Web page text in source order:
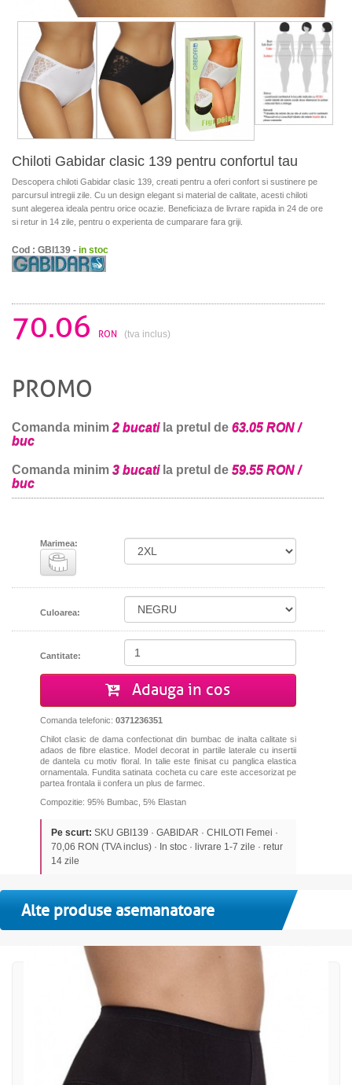
Chiloti Gabidar clasic 139 pentru confortul tau
Descopera chiloti Gabidar clasic 139, creati pentru a oferi confort si sustinere pe
parcursul intregii zile. Cu un design elegant si material de calitate, acesti chiloti
sunt alegerea ideala pentru orice ocazie. Beneficiaza de livrare rapida in 24 de ore
si retur in 14 zile, pentru o experienta de cumparare fara griji.
Cod : GBI139 - in stoc
70.06 RON (tva inclus)
PROMO
Comanda minim 2 bucatila pretul de 63.05 RON /
buc
Comanda minim 3 bucatila pretul de 59.55 RON /
buc
Marimea:
Culoarea:
Cantitate:
Adauga in cos
Comanda telefonic: 0371236351
Chilot clasic de dama confectionat din bumbac de inalta calitate si
adaos de fibre elastice. Model decorat in partile laterale cu insertii
de dantela cu motiv floral. In talie este finisat cu panglica elastica
ornamentala. Fundita satinata cocheta cu care este accesorizat pe
partea frontala ii confera un plus de farmec.
Compozitie: 95% Bumbac, 5% Elastan
Pe scurt: SKU GBI139 · GABIDAR · CHILOTI Femei ·
70,06 RON (TVA inclus) · In stoc · livrare 1-7 zile · retur
14 zile
Alte produse asemanatoare